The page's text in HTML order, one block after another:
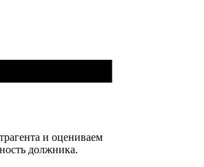
и оцениваем
должника.